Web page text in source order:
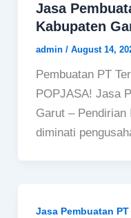
Jasa
Kabupaten
admin / August 14,
Pembuatan PT
POPJASA! Jasa
Garut –
diminati
Jasa Pembuatan PT